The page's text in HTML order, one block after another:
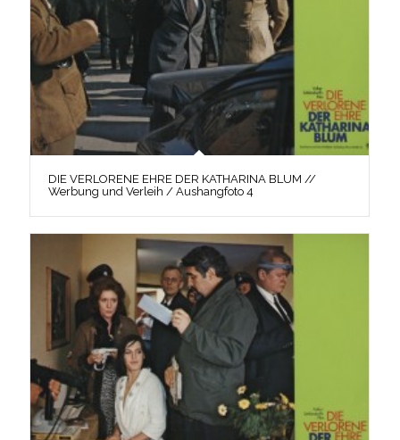
DIE VERLORENE EHRE DER KATHARINA BLUM //
Werbung und Verleih / Aushangfoto 4